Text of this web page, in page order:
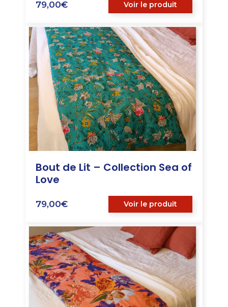
79,00€ Voir le produit
Bout de Lit – Collection Sea of
Love
79,00€ Voir le produit